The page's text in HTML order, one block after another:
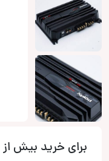
برای خرید بیش از